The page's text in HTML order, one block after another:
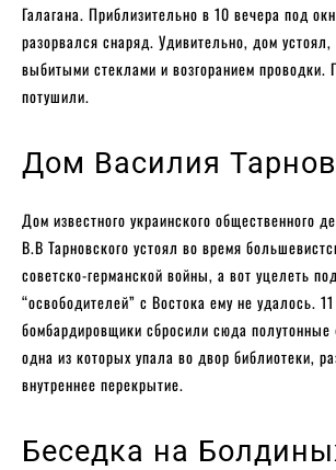
Галагана. Приблизительно в 10 вечера под
разорвался снаряд. Удивительно, дом
выбитыми стеклами и возгоранием проводки.
потушили.
Дом Василия
Дом известного украинского общественного
В.В Тарновского устоял во время
советско-германской войны, а вот уцелеть
“освободителей” с Востока ему не удалось.
бомбардировщики сбросили сюда
одна из которых упала во двор библиотеки,
внутреннее перекрытие.
Беседка на